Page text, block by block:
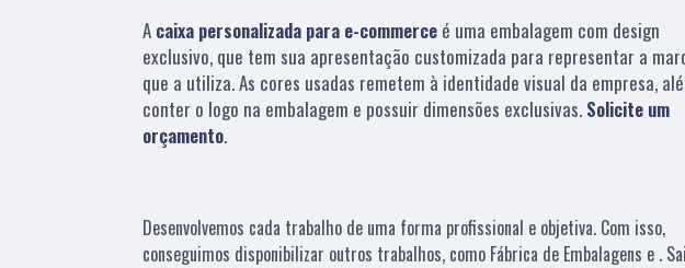
A caixa personalizada para e-commerce é uma embalagem com design
exclusivo, que tem sua apresentação customizada para representar a
que a utiliza. As cores usadas remetem à identidade visual da empresa,
conter o logo na embalagem e possuir dimensões exclusivas. Solicite um
orçamento.
Desenvolvemos cada trabalho de uma forma profissional e objetiva. Com isso,
conseguimos disponibilizar outros trabalhos, como Fábrica de Embalagens e .